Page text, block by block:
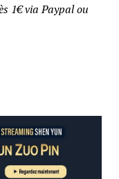
1€ via Paypal ou